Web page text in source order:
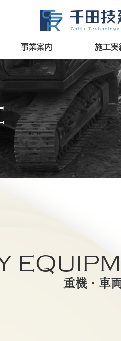
事業案内 施工実
重機・車